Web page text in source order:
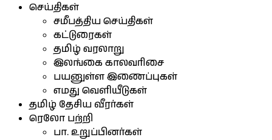
செய்திகள்
சமீபத்திய செய்திகள்
கட்டுரைகள்
தமிழ் வரலாறு
இலங்கை காலவரிசை
பயனுள்ள இணைப்புகள்
எமது வெளியீடுகள்
தமிழ் தேசிய வீரர்கள்
ரெலோ பற்றி
பா. உறுப்பினர்கள்